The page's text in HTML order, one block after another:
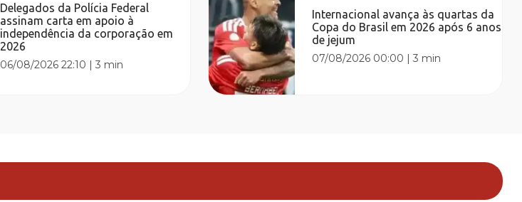
Delegados da Polícia Federal
assinam carta em apoio à
independência da corporação em
2026
06/08/2026 22:10 |3 min
Internacional avança às quartas da
Copa do Brasil em 2026 após 6 anos
de jejum
07/08/2026 00:00 |3 min